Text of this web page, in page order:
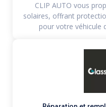
CLIP AUTO vous
solaires, offrant
pour votre véhicule